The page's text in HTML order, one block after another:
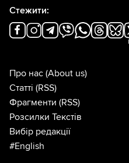
Стежити:
Про нас (About us)
Статті (RSS)
Фрагменти (RSS)
Розсилки Текстів
Вибір редакції
#English